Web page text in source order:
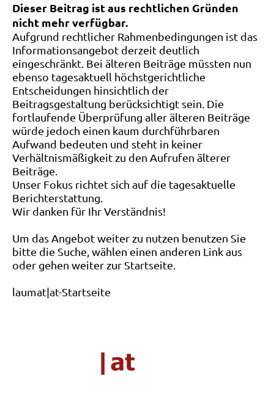
Dieser Beitrag ist aus rechtlichen Gründen
nicht mehr verfügbar.
Aufgrund rechtlicher Rahmenbedingungen ist das
Informationsangebot derzeit deutlich
eingeschränkt. Bei älteren Beiträge müssten nun
ebenso tagesaktuell höchstgerichtliche
Entscheidungen hinsichtlich der
Beitragsgestaltung berücksichtigt sein. Die
fortlaufende Überprüfung aller älteren Beiträge
würde jedoch einen kaum durchführbaren
Aufwand bedeuten und steht in keiner
Verhältnismäßigkeit zu den Aufrufen älterer
Beiträge.
Unser Fokus richtet sich auf die tagesaktuelle
Berichterstattung.
Wir danken für Ihr Verständnis!
Um das Angebot weiter zu nutzen benutzen Sie
bitte die Suche, wählen einen anderen Link aus
oder gehen weiter zur Startseite.
laumat|at-Startseite